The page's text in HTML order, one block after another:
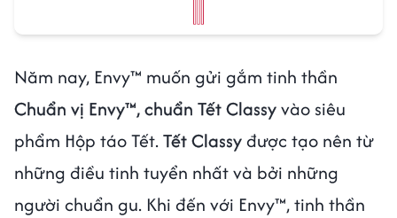
Năm nay, Envy™ muốn gửi gắm tinh thần
Chuẩn vị Envy™, chuẩn Tết Classyvào siêu
phẩm Hộp táo Tết.Tết Classyđược tạo nên từ
những điều tinh tuyển nhất và bởi những
người chuẩn gu. Khi đến với Envy™, tinh thần